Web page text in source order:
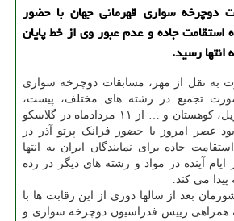
دوچرخه سواری قهرمانی جهان با حضور
استقامت جاده و عدم عبور وی از خط پایان
انتها رسید.
به نقل از مهر، مسابقات دوچرخه سواری
تجمیع در رشته های مختلف، پیست،
استقامت جاده، تایم تریل، کوهستان و … از ۱۱ مردادماه در گلاسکو
عصر امروز با حضور فرانک پرتو آذر در
جاده برای نمایندگان ایران به انتها
ایام آینده در مواد و رشته های دیگر در رده
می کند.
بعد از سالها دوری از این رقابت ها با
همراهی رییس فدراسیون دوچرخه سواری و